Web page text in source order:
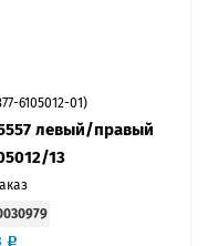
6105012-01)
левый/правый
13